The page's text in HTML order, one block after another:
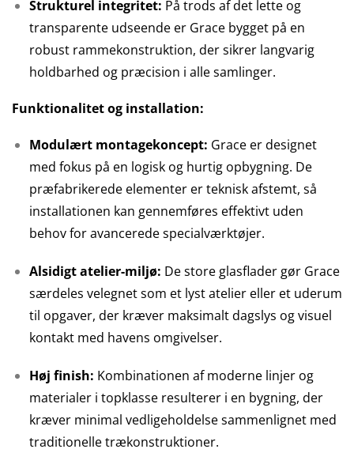
Strukturel integritet: På trods af det lette og
transparente udseende er Grace bygget på en
robust rammekonstruktion, der sikrer langvarig
holdbarhed og præcision i alle samlinger.
Funktionalitet og installation:
Modulært montagekoncept: Grace er designet
med fokus på en logisk og hurtig opbygning. De
præfabrikerede elementer er teknisk afstemt, så
installationen kan gennemføres effektivt uden
behov for avancerede specialværktøjer.
Alsidigt atelier-miljø: De store glasflader gør Grace
særdeles velegnet som et lyst atelier eller et uderum
til opgaver, der kræver maksimalt dagslys og visuel
kontakt med havens omgivelser.
Høj finish: Kombinationen af moderne linjer og
materialer i topklasse resulterer i en bygning, der
kræver minimal vedligeholdelse sammenlignet med
traditionelle trækonstruktioner.